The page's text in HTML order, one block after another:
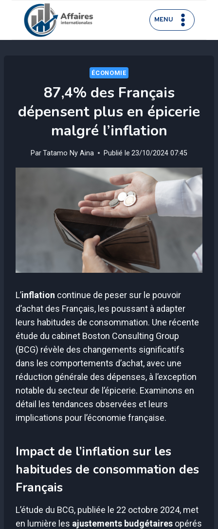
contenu
MENU
ÉCONOMIE
87,4% des Français
dépensent plus en épicerie
malgré l’inflation
ParTatamo Ny Aina Publié le 23/10/2024 07:45
L’inflation continue de peser sur le pouvoir
d’achat des Français, les poussant à adapter
leurs habitudes de consommation. Une récente
étude du cabinet Boston Consulting Group
(BCG) révèle des changements significatifs
dans les comportements d’achat, avec une
réduction générale des dépenses, à l’exception
notable du secteur de l’épicerie. Examinons en
détail les tendances observées et leurs
implications pour l’économie française.
Impact de l’inflation sur les
habitudes de consommation des
Français
L’étude du BCG, publiée le 22 octobre 2024, met
en lumière les ajustements budgétaires opérés